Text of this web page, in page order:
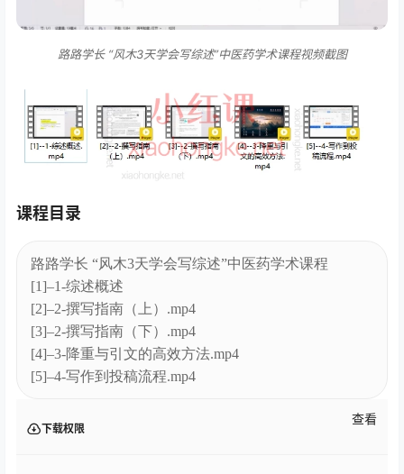
路路学长 “风木3天学会写综述”中医药学术课程视频截图
课程目录
路路学长 “风木3天学会写综述”中医药学术课程
[1]–1-综述概述
[2]–2-撰写指南（上）.mp4
[3]–2-撰写指南（下）.mp4
[4]–3-降重与引文的高效方法.mp4
[5]–4-写作到投稿流程.mp4
下载权限
查看